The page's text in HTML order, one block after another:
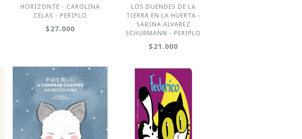
HORIZONTE - CAROLINA
CELAS - PERIPLO
$27.000
LOS DUENDES DE LA
TIERRA EN LA HUERTA -
SABINA ALVAREZ
SCHURMANN - PERIPLO
$21.000